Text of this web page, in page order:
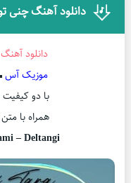
دانلود آهنگ چنی
دانلود آهنگ
موزیک آس
با دو کیفیت ۳۲۰ و ۱۲۸ و بهترین کیفیت
همراه با
– Deltangi